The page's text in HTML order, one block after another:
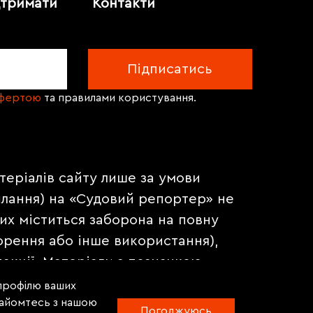
Контакти
та правилами користування.
сайту лише за умови
на «Судовий репортер» не
міститься заборона на повну
або інше використання),
Матеріали з позначкою
правах реклами.
ваших
з нашою